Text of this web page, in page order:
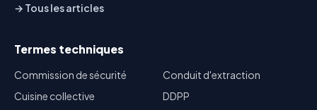
→ Tous les articles
Termes techniques
Commission de sécurité
Conduit d'extraction
Cuisine collective
DDPP